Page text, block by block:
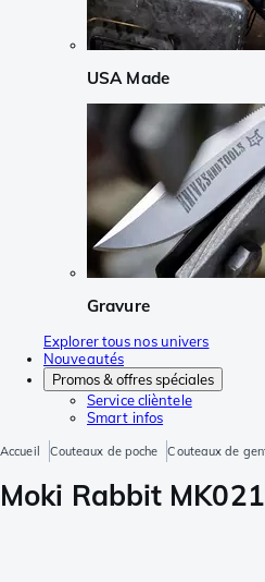
USA Made
Gravure
Explorer tous nos univers
Nouveautés
Promos & offres spéciales
Service clièntele
Smart infos
Accueil Couteaux de poche Couteaux de
Moki Rabbit